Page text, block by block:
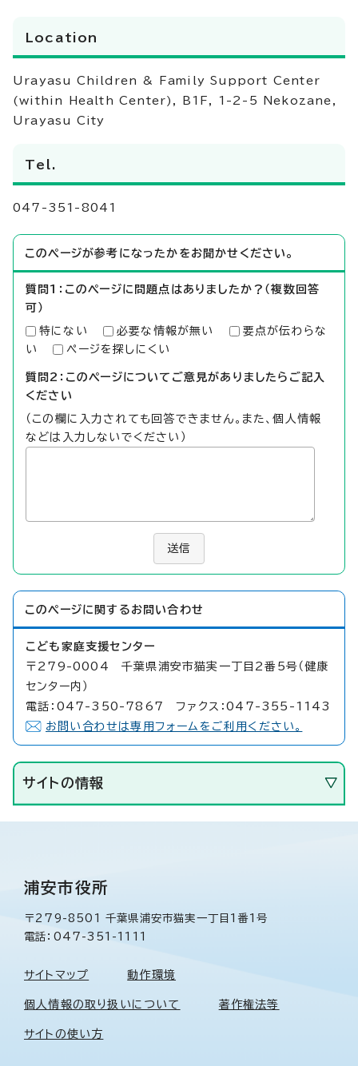
Location
Urayasu Children & Family Support Center
(within Health Center), B1F, 1-2-5 Nekozane,
Urayasu City
Tel.
047-351-8041
このページが参考になったかをお聞かせください。
質問1：このページに問題点はありましたか？（複数回答
可）
特にない 必要な情報が無い
要点が伝わらな
い
ページを探しにくい
質問2：このページについてご意見がありましたらご記入
ください
（この欄に入力されても回答できません。また、個人情報
などは入力しないでください）
送信
このページに関する お問い合わせ
こども家庭支援センター
〒279-0004 千葉県浦安市猫実一丁目2番5号（健康
センター内）
電話：047-350-7867 ファクス：047-355-1143
お問い合わせは専用フォームをご利用ください。
サイトの情報
浦安市役所
〒279-8501 千葉県浦安市猫実一丁目1番1号
電話：047-351-1111
サイトマップ 動作環境
個人情報の取り扱いについて 著作権法等
サイトの使い方